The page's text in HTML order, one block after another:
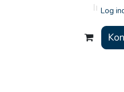
Log